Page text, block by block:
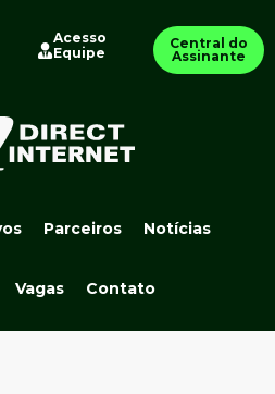
Acesso
Equipe
Central do
Assinante
Parceiros Notícias
Vagas Contato